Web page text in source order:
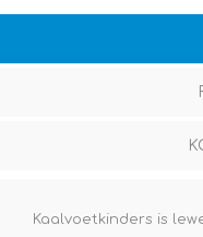
Kaalvoetkinders is